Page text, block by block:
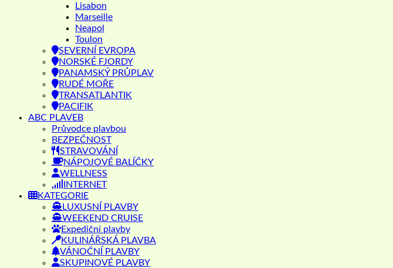
Lisabon
Marseille
Neapol
Toulon
SEVERNÍ EVROPA
NORSKÉ FJORDY
PANAMSKÝ PRŮPLAV
RUDÉ MOŘE
TRANSATLANTIK
PACIFIK
ABC PLAVEB
Průvodce plavbou
BEZPEČNOST
STRAVOVÁNÍ
NÁPOJOVÉ BALÍČKY
WELLNESS
INTERNET
KATEGORIE
LUXUSNÍ PLAVBY
WEEKEND CRUISE
Expediční plavby
KULINÁŘSKÁ PLAVBA
VÁNOČNÍ PLAVBY
SKUPINOVÉ PLAVBY